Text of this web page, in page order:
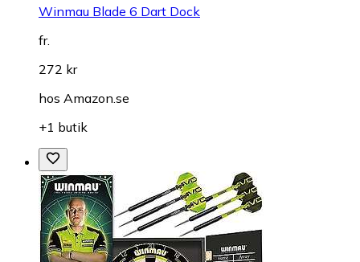
Winmau Blade 6 Dart Dock
fr.
272 kr
hos Amazon.se
+1 butik